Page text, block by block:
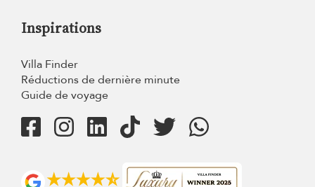
Inspirations
Villa Finder
Réductions de dernière minute
Guide de voyage